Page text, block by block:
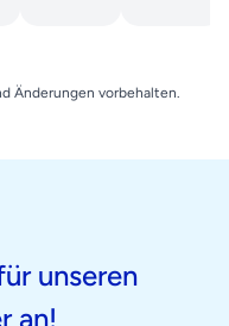
Änderungen vorbehalten.
unseren
an!